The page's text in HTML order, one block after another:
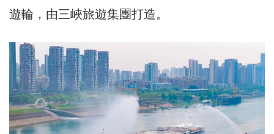
遊輪，由三峽旅遊集團打造。